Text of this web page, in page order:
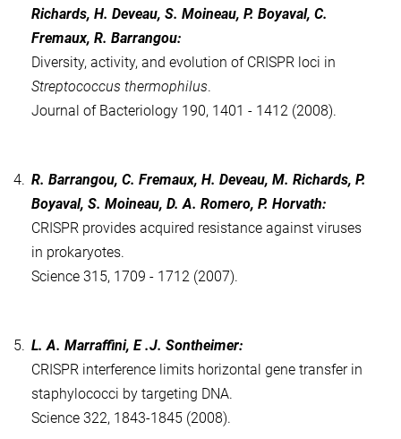
Richards, H. Deveau, S. Moineau, P. Boyaval, C.
Fremaux, R. Barrangou:
Diversity, activity, and evolution of CRISPR loci in
Streptococcus thermophilus.
Journal of Bacteriology 190, 1401 - 1412 (2008).
4. R. Barrangou, C. Fremaux, H. Deveau, M. Richards, P.
Boyaval, S. Moineau, D. A. Romero, P. Horvath:
CRISPR provides acquired resistance against viruses
in prokaryotes.
Science 315, 1709 - 1712 (2007).
5. L. A. Marraffini, E .J. Sontheimer:
CRISPR interference limits horizontal gene transfer in
staphylococci by targeting DNA.
Science 322, 1843-1845 (2008).